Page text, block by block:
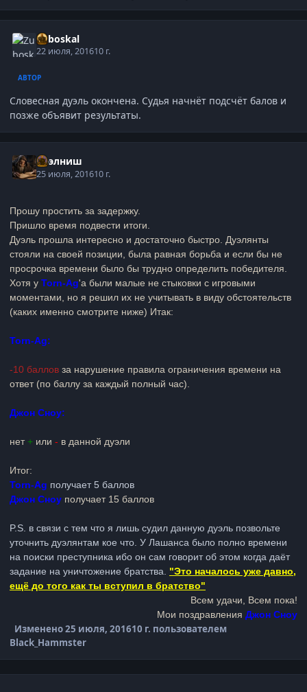
Zuboskal
22 июля, 201610 г.
АВТОР
Словесная дуэль окончена. Судья начнёт подсчёт балов и
позже объявит результаты.
Нээлниш
25 июля, 201610 г.
Прошу простить за задержку.
Пришло время подвести итоги.
Дуэль прошла интересно и достаточно быстро. Дуэлянты
стояли на своей позиции, была равная борьба и если бы не
просрочка времени было бы трудно определить победителя.
Хотя у Torn-Ag'а были малые не стыковки с игровыми
моментами, но я решил их не учитывать в виду обстоятельств
(каких именно смотрите ниже) Итак:
Torn-Ag:
-10 баллов за нарушение правила ограничения времени на
ответ (по баллу за каждый полный час)
Джон Сноу:
нет+ или - в данной дуэли
Итог:
Torn-Ag получает 5 баллов
Джон Сноу получает 15 баллов
P.S. в связи с тем что я лишь судил данную дуэль позвольте
уточнить дуэлянтам кое что. У Лашанса было полно времени
на поиски преступника ибо он сам говорит об этом когда даёт
задание на уничтожение братства. "Это началось уже давно,
ещё до того как ты вступил в братство"
Всем удачи, Всем пока!
Мои поздравления Джон Сноу
Изменено25 июля, 201610 г. пользователем
Black_Hammster